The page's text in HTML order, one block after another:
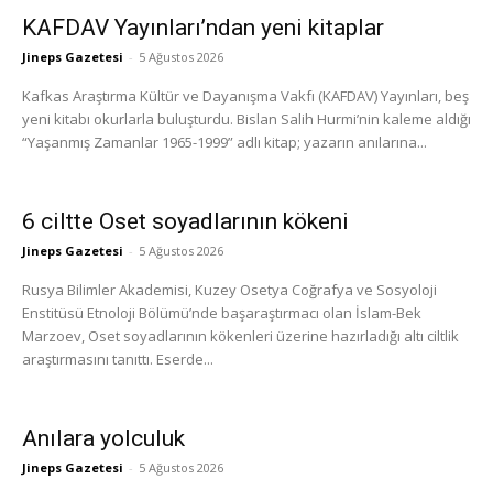
KAFDAV Yayınları’ndan yeni kitaplar
Jineps Gazetesi - 5 Ağustos 2026
Kafkas Araştırma Kültür ve Dayanışma Vakfı (KAFDAV) Yayınları, beş
yeni kitabı okurlarla buluşturdu. Bislan Salih Hurmi’nin kaleme aldığı
“Yaşanmış Zamanlar 1965-1999” adlı kitap; yazarın anılarına...
6 ciltte Oset soyadlarının kökeni
Jineps Gazetesi - 5 Ağustos 2026
Rusya Bilimler Akademisi, Kuzey Osetya Coğrafya ve Sosyoloji
Enstitüsü Etnoloji Bölümü’nde başaraştırmacı olan İslam-Bek
Marzoev, Oset soyadlarının kökenleri üzerine hazırladığı altı ciltlik
araştırmasını tanıttı. Eserde...
Anılara yolculuk
Jineps Gazetesi - 5 Ağustos 2026